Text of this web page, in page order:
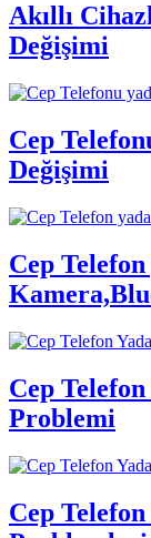
Akıllı
Değişimi
Cep
Değişimi
Cep
Cep
Problemi
Cep